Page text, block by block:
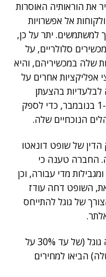
את הוראותיה האוסרות
אל אפשרויות
למשתמשים. יתר על כן,
סלולריים, על
שלה במכשיריהם, והיא
אפליקציות אחרים על
בהצעתן
למשתמשים. הצו אמור להיכנס לתוקף ב-1 בנובמבר, כדי לספק
הנוכחיים שלה.
של שופט דונאטו
החברה טענה כי
מדי עבורה, וכן
השופט דחה עודז
של גוגל להתייחס
מבקרי החברה אומרים שהעמלות שגובה גוגל (של עד 30% על
הביאו למחירים